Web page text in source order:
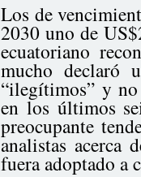
Los de
2030 uno de
ecuatoriano
mucho declaró
“ilegítimos” y no
en los últimos
preocupante
analistas acerca
fuera adoptado a